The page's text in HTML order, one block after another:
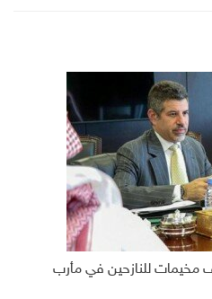
مخيمات للنازحين في مأرب